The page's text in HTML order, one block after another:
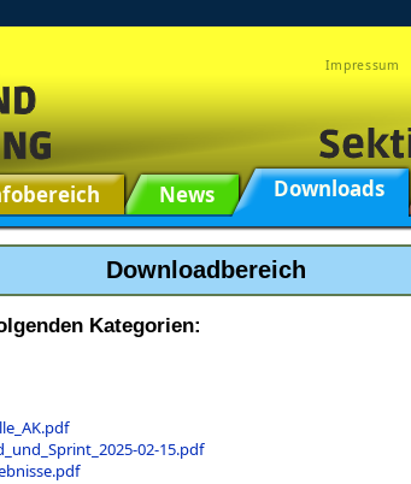
Impressum
Downloads
News
Downloadbereich
Kategorien:
02-15.pdf